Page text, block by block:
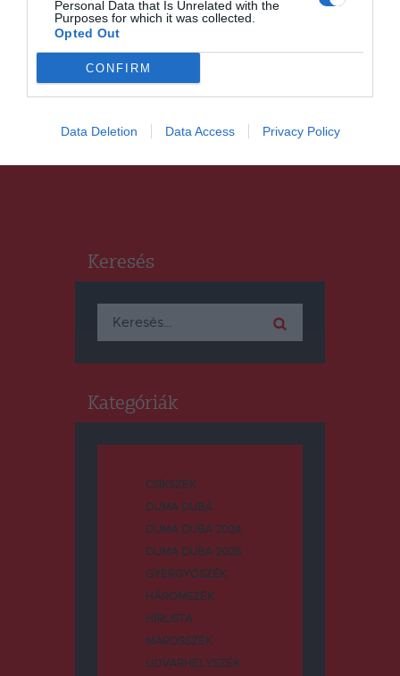
Personal Data that Is Unrelated with the
Purposes for which it was collected.
Opted Out
CONFIRM
Data Deletion Data Access Privacy Policy
HÍRLISTA
A fogyasztóvédelmi hatóság
ellenőrei 500 000 lej értékben
bírságoltak a Duna-delta és a
román tengerpart környékén
Keresés
Keresés:
Kategóriák
CSÍKSZÉK
DUMA DUBA
DUMA DUBA 2024
DUMA DUBA 2026
GYERGYÓSZÉK
HÁROMSZÉK
HÍRLISTA
MAROSSZÉK
UDVARHELYSZÉK